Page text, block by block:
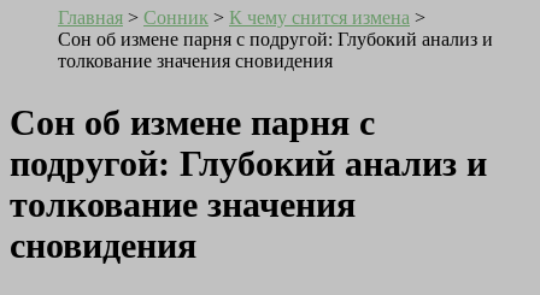
Главная > Сонник > К чему снится измена >
Сон об измене парня с подругой: Глубокий анализ и
толкование значения сновидения
Сон об измене парня с
подругой: Глубокий анализ и
толкование значения
сновидения